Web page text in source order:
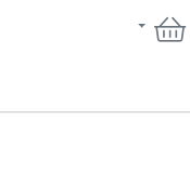
سبد خرید